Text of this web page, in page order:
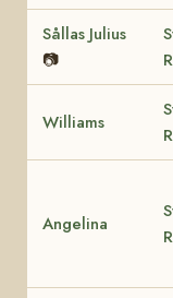
Sållas Julius
📷
Williams
Angelina